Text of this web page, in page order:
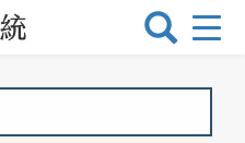
選
換